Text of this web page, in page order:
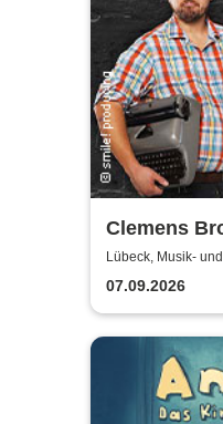
Clemens
Früher war
oder?
Lübeck, Musik-
07.09.2026